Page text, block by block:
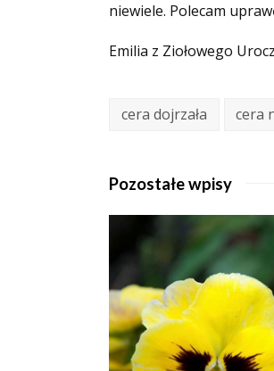
niewiele. Polecam
Emilia z Ziołowego
cera dojrzała cera
Pozostałe wpisy